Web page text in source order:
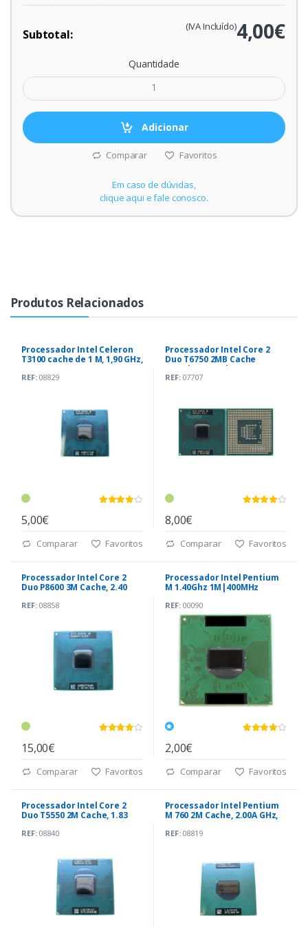
Subtotal: 4,00€
(IVA Incluído)
Quantidade
Adicionar
Comparar Favoritos
Em caso de dúvidas,
clique aqui e fale conosco.
Produtos Relacionados
Processador Intel Celeron
T3100 cache de 1 M, 1,90 GHz,
REF:08829
5,00€
Comparar Favoritos
Processador Intel Core 2
Duo T6750 2MB Cache
2.10Ghz, 800 Mhz
REF:07707
8,00€
Comparar Favoritos
Processador Intel Core 2
Duo P8600 3M Cache, 2.40
REF:08858
15,00€
Comparar Favoritos
Processador Intel Pentium
M 1.40Ghz 1M|400MHz
REF:00090
2,00€
Comparar Favoritos
Processador Intel Core 2
Duo T5550 2M Cache, 1.83
REF:08840
Processador Intel Pentium
M 760 2M Cache, 2.00A GHz,
REF:08819